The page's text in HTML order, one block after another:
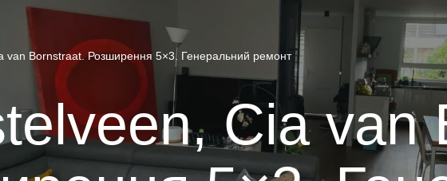
ОПАЛЕННЯ
van Bornstraat. Розширення 5×3. Генеральний ремонт
Cia van